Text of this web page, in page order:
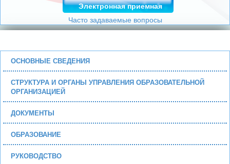
Электронная приемная
Часто задаваемые вопросы
ОСНОВНЫЕ СВЕДЕНИЯ
СТРУКТУРА И ОРГАНЫ УПРАВЛЕНИЯ ОБРАЗОВАТЕЛЬНОЙ
ОРГАНИЗАЦИЕЙ
ДОКУМЕНТЫ
ОБРАЗОВАНИЕ
РУКОВОДСТВО